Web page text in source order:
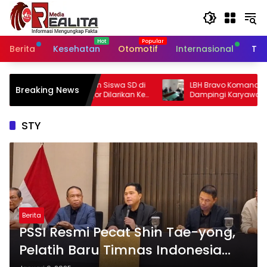
Langsung
konten
Berita
Kesehatan Otomotif Internasional
Breaking News
SD di
Ke
LBH Bravo Komando Bogor Raya
Dampingi Karyawan PT ACL dalam
Sengketa PHK di Disnaker Kabupaten
STY
Berita
PSSI Resmi Pecat Shin Tae-yong,
Pelatih Baru Timnas Indonesia